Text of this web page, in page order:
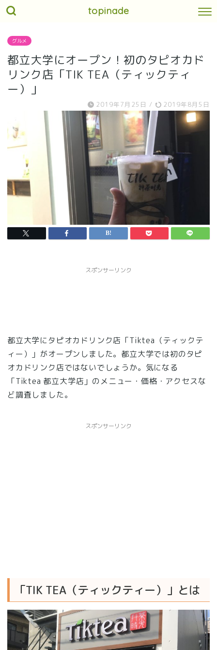
topinade
グルメ
都立大学にオープン！初のタピオカド
リンク店「TIK TEA（ティックティ
ー）」
2019年7月25日 / 2019年8月5日
スポンサーリンク
都立大学にタピオカドリンク店「Tiktea（ティックテ
ィー）」がオープンしました。都立大学では初のタピ
オカドリンク店ではないでしょうか。気になる
「Tiktea 都立大学店」のメニュー・価格・アクセスな
ど調査しました。
スポンサーリンク
「TIK TEA（ティックティー）」とは